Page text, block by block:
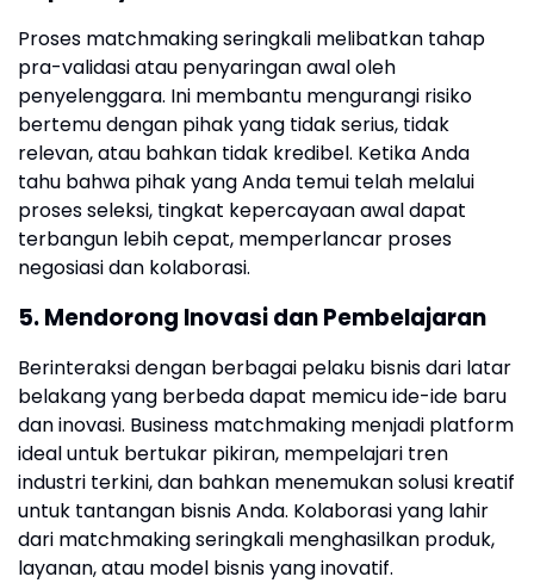
Proses matchmaking seringkali melibatkan tahap
pra-validasi atau penyaringan awal oleh
penyelenggara. Ini membantu mengurangi risiko
bertemu dengan pihak yang tidak serius, tidak
relevan, atau bahkan tidak kredibel. Ketika Anda
tahu bahwa pihak yang Anda temui telah melalui
proses seleksi, tingkat kepercayaan awal dapat
terbangun lebih cepat, memperlancar proses
negosiasi dan kolaborasi.
5. Mendorong Inovasi dan Pembelajaran
Berinteraksi dengan berbagai pelaku bisnis dari latar
belakang yang berbeda dapat memicu ide-ide baru
dan inovasi. Business matchmaking menjadi platform
ideal untuk bertukar pikiran, mempelajari tren
industri terkini, dan bahkan menemukan solusi kreatif
untuk tantangan bisnis Anda. Kolaborasi yang lahir
dari matchmaking seringkali menghasilkan produk,
layanan, atau model bisnis yang inovatif.